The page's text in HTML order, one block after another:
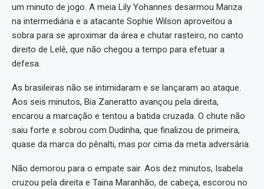
um minuto de jogo. A meia Lily Yohannes desarmou Mariza
na intermediária e a atacante Sophie Wilson aproveitou a
sobra para se aproximar da área e chutar rasteiro, no canto
direito de Lelê, que não chegou a tempo para efetuar a
defesa.
As brasileiras não se intimidaram e se lançaram ao ataque.
Aos seis minutos, Bia Zaneratto avançou pela direita,
encarou a marcação e tentou a batida cruzada. O chute não
saiu forte e sobrou com Dudinha, que finalizou de primeira,
quase da marca do pênalti, mas por cima da meta adversária.
Não demorou para o empate sair. Aos dez minutos, Isabela
cruzou pela direita e Taina Maranhão, de cabeça, escorou no